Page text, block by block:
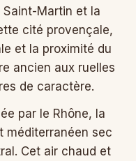
Martin et la
cité provençale,
et la proximité du
ancien aux ruelles
de caractère.
par le Rhône, la
méditerranéen sec
Cet air chaud et